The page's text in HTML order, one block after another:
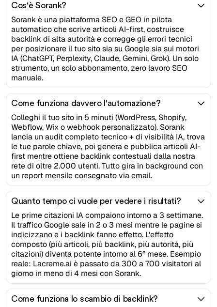
Cos'è Sorank?
Sorank è una piattaforma SEO e GEO in pilota
automatico che scrive articoli AI-first, costruisce
backlink di alta autorità e corregge gli errori tecnici
per posizionare il tuo sito sia su Google sia sui motori
IA (ChatGPT, Perplexity, Claude, Gemini, Grok). Un solo
strumento, un solo abbonamento, zero lavoro SEO
manuale.
Come funziona davvero l'automazione?
Colleghi il tuo sito in 5 minuti (WordPress, Shopify,
Webflow, Wix o webhook personalizzato). Sorank
lancia un audit completo tecnico + di visibilità IA, trova
le tue parole chiave, poi genera e pubblica articoli AI-
first mentre ottiene backlink contestuali dalla nostra
rete di oltre 2.000 utenti. Tutto gira in background con
un report mensile consegnato via email.
Quanto tempo ci vuole per vedere i risultati?
Le prime citazioni IA compaiono intorno a 3 settimane.
Il traffico Google sale in 2 o 3 mesi mentre le pagine si
indicizzano e i backlink fanno effetto. L'effetto
composto (più articoli, più backlink, più autorità, più
citazioni) diventa potente intorno al 6° mese. Esempio
reale: Lacreme.ai è passato da 300 a 700 visitatori al
giorno in meno di 4 mesi con Sorank.
Come funziona lo scambio di backlink?